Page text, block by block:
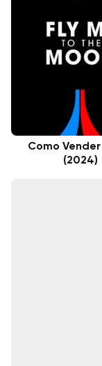
Como Vender
(2024)